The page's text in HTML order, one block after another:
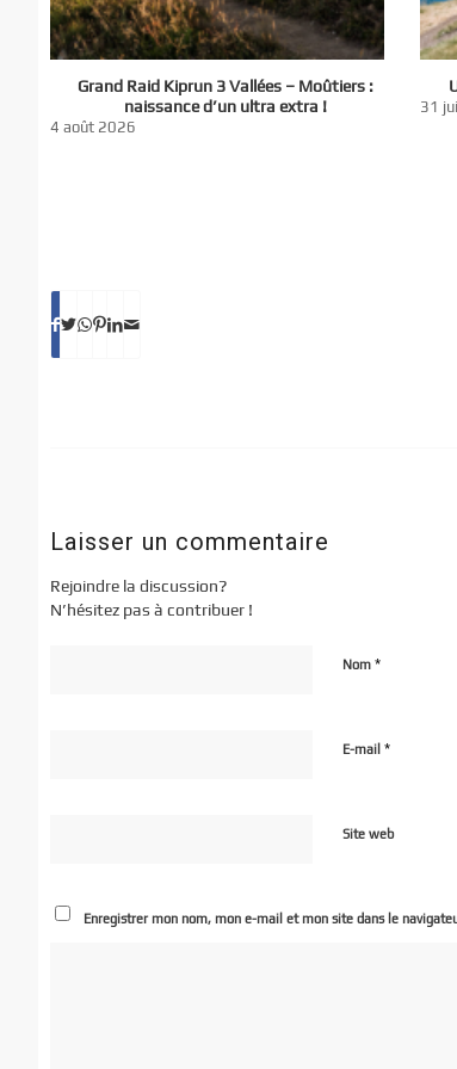
Grand Raid Kiprun 3 Vallées – Moûtiers :
naissance d’un ultra extra !
4 août 2026
31
Laisser un commentaire
Rejoindre la discussion?
N’hésitez pas à contribuer !
Nom *
E-mail *
Site web
Enregistrer mon nom, mon e-mail et mon site dans le